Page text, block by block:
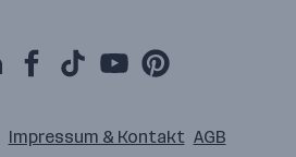
Impressum & Kontakt AGB